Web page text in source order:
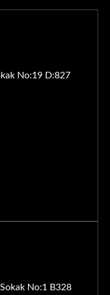
No:19 D:827
Sokak No:1 B328